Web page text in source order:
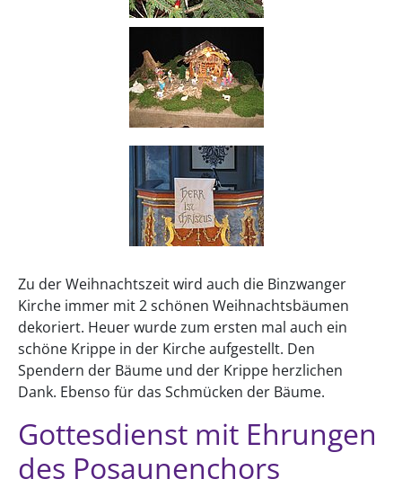
Zu der Weihnachtszeit wird auch die Binzwanger
Kirche immer mit 2 schönen Weihnachtsbäumen
dekoriert. Heuer wurde zum ersten mal auch ein
schöne Krippe in der Kirche aufgestellt. Den
Spendern der Bäume und der Krippe herzlichen
Dank. Ebenso für das Schmücken der Bäume.
Gottesdienst mit Ehrungen
des Posaunenchors